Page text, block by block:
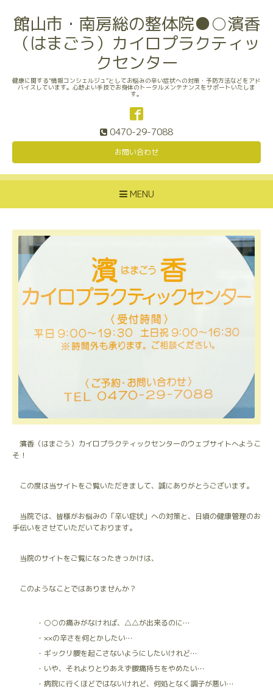
館山市・南房総の整体院●○濱香
（はまごう）カイロプラクティッ
クセンター
健康に関する“情報コンシェルジュ”としてお悩みの辛い症状への対策・予防方法などをアド
バイスしています。心地よい手技でお身体のトータルメンテナンスをサポートいたしま
す。
0470-29-7088
お問い合わせ
MENU
濱香（はまごう）カイロプラクティックセンターのウェブサイトへようこ
そ！
この度は当サイトをご覧いただきまして、誠にありがとうございます。
当院では、皆様がお悩みの「辛い症状」への対策と、日頃の健康管理のお
手伝いをさせていただいております。
当院のサイトをご覧になったきっかけは、
このようなことではありませんか？
・○○の痛みがなければ、△△が出来るのに…
・××の辛さを何とかしたい…
・ギックリ腰を起こさないようにしたいけれど…
・いや、それよりとりあえず腰痛持ちをやめたい…
・病院に行くほどではないけれど、何処となく調子が悪い…